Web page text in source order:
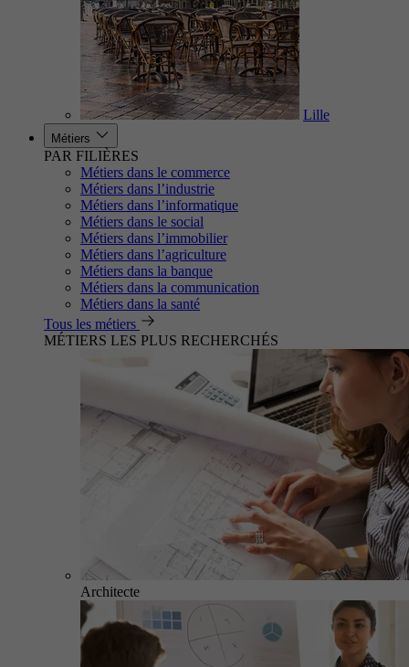
Lille
Métiers
PAR FILIÈRES
Métiers dans le commerce
Métiers dans l’industrie
Métiers dans l’informatique
Métiers dans le social
Métiers dans l’immobilier
Métiers dans l’agriculture
Métiers dans la banque
Métiers dans la communication
Métiers dans la santé
Tous les métiers
MÉTIERS LES PLUS RECHERCHÉS
Architecte